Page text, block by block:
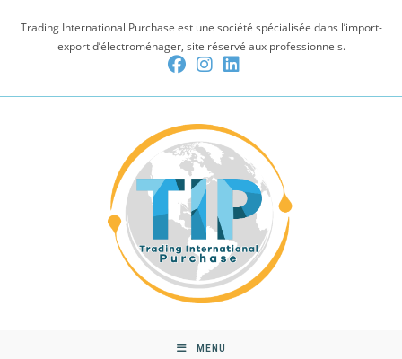
Trading International Purchase est une société spécialisée dans l’import-
export d’électroménager, site réservé aux professionnels.
MENU